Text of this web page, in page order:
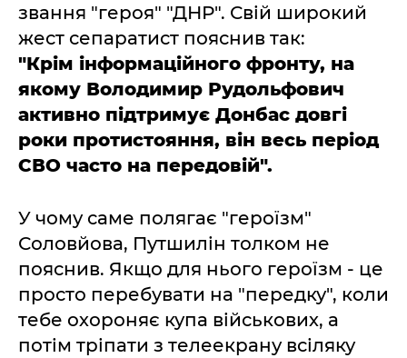
звання "героя" "ДНР". Свій широкий
жест сепаратист пояснив так:
"Крім інформаційного фронту, на
якому Володимир Рудольфович
активно підтримує Донбас довгі
роки протистояння, він весь період
СВО часто на передовій".
У чому саме полягає "героїзм"
Соловйова, Путшилін толком не
пояснив. Якщо для нього героїзм - це
просто перебувати на "передку", коли
тебе охороняє купа військових, а
потім тріпати з телеекрану всіляку